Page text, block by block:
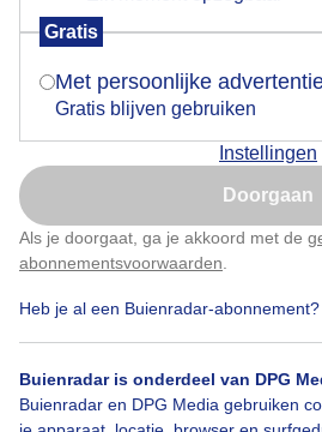
Gratis
Met persoonlijke
Gratis blijven gebruiken
Instellingen
Doorgaan
Als je doorgaat, ga je akkoord met de
abonnementsvoorwaarden
Heb je al een Buienradar-abonnement?
Buienradar is onderdeel van DPG
Buienradar en DPG Media gebruiken
Populaire categorieën
Lente
Zomer
Over Buienradar
Is goed, toon de
Nu niet,
Klik hierom dit aan